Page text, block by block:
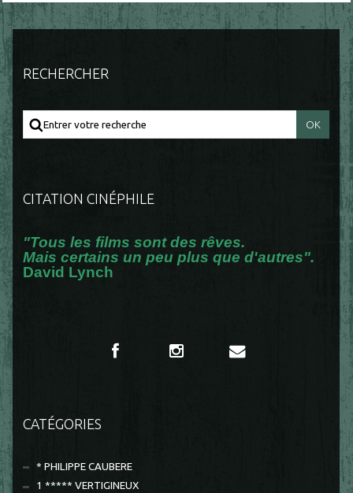
RECHERCHER
CITATION CINÉPHILE
"Tous les films sont des rêves.
Mais certains un peu plus que d'autres".
David Lynch
CATÉGORIES
* PHILIPPE CAUBERE
1 ***** VERTIGINEUX